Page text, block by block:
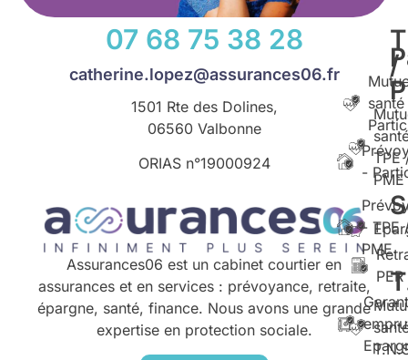
07 68 75 38 28
catherine.lopez@assurances06.fr
1501 Rte des Dolines,
06560 Valbonne
ORIAS n°19000924
Assurances06 est un cabinet courtier en
assurances et en services : prévoyance, retraite,
épargne, santé, finance. Nous avons une grande
expertise en protection sociale.
/
TPE
PME
- TPE
PME
-
PER